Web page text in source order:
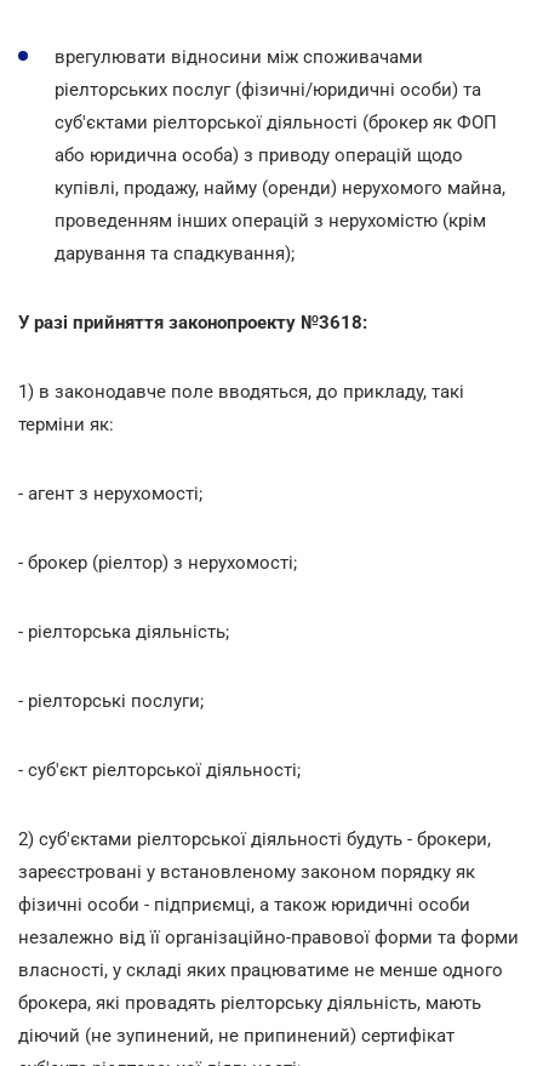
врегулювати відносини між споживачами
ріелторських послуг (фізичні/юридичні особи) та
суб'єктами ріелторської діяльності (брокер як ФОП
або юридична особа) з приводу операцій щодо
купівлі, продажу, найму (оренди) нерухомого майна,
проведенням інших операцій з нерухомістю (крім
дарування та спадкування);
У разі прийняття законопроекту №3618:
1) в законодавче поле вводяться, до прикладу, такі
терміни як:
- агент з нерухомості;
- брокер (ріелтор) з нерухомості;
- ріелторська діяльність;
- ріелторські послуги;
- суб'єкт ріелторської діяльності;
2) суб'єктами ріелторської діяльності будуть - брокери,
зареєстровані у встановленому законом порядку як
фізичні особи - підприємці, а також юридичні особи
незалежно від її організаційно-правової форми та форми
власності, у складі яких працюватиме не менше одного
брокера, які провадять ріелторську діяльність, мають
діючий (не зупинений, не припинений) сертифікат